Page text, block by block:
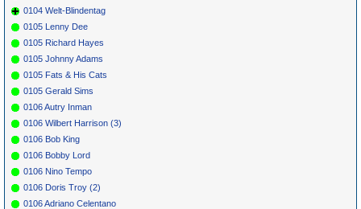
0104 Welt-Blindentag
0105 Lenny Dee
0105 Richard Hayes
0105 Johnny Adams
0105 Fats & His Cats
0105 Gerald Sims
0106 Autry Inman
0106 Wilbert Harrison (3)
0106 Bob King
0106 Bobby Lord
0106 Nino Tempo
0106 Doris Troy (2)
0106 Adriano Celentano